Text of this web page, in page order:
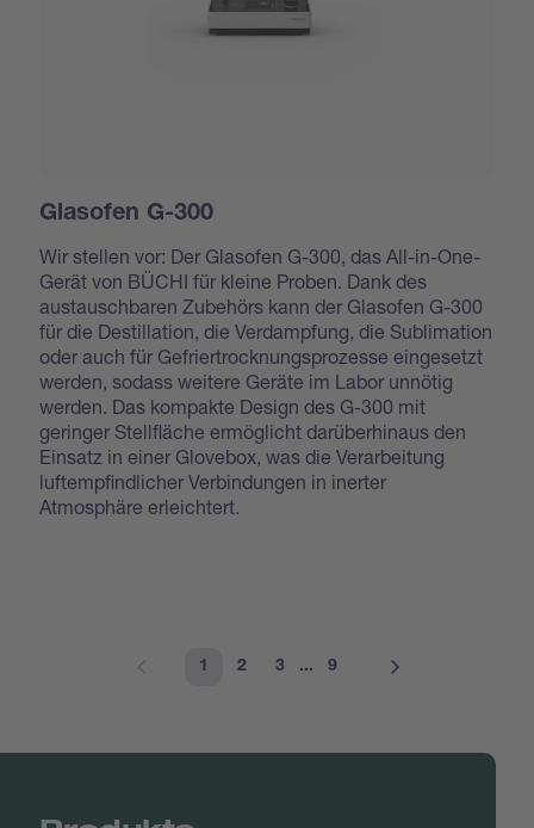
Glasofen G-300
Wir stellen vor: Der Glasofen G-300, das All-in-One-
Gerät von BÜCHI für kleine Proben. Dank des
austauschbaren Zubehörs kann der Glasofen G-300
für die Destillation, die Verdampfung, die Sublimation
oder auch für Gefriertrocknungsprozesse eingesetzt
werden, sodass weitere Geräte im Labor unnötig
werden. Das kompakte Design des G-300 mit
geringer Stellfläche ermöglicht darüberhinaus den
Einsatz in einer Glovebox, was die Verarbeitung
luftempfindlicher Verbindungen in inerter
Atmosphäre erleichtert.
1 2 3 ... 9